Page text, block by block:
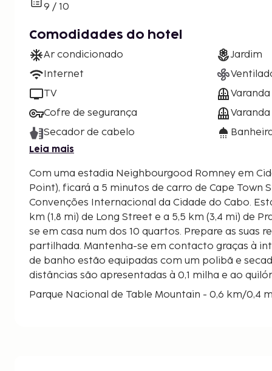
9 / 10
Comodidades do hotel
Ar condicionado
Internet
TV
Cofre de segurança
Secador de cabelo
Jardim
Varanda
Leia mais
Com uma estadia Neighbourgood Romney em
Point), ficará a 5 minutos de carro de Cape Town
Convenções Internacional da Cidade do Cabo. Esta residencial está a 2,9
km (1,8 mi) de Long Street e a 5,5 km (3,4 mi) de
se em casa num dos 10 quartos. Prepare as suas
partilhada. Mantenha-se em contacto graças à
de banho estão equipadas com um polibã e
distâncias são apresentadas à 0,1 milha e ao
Parque Nacional de Table Mountain - 0,6 km/0,4